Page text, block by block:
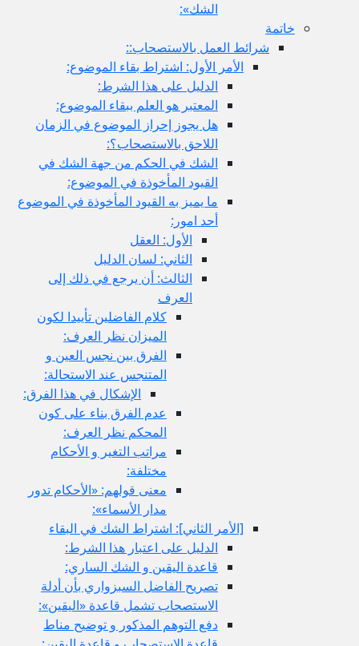
الشك»:
خاتمة
شرائط العمل بالاستصحاب::
الأمر الأول: اشتراط بقاء الموضوع:
الدليل على هذا الشرط:
المعتبر هو العلم ببقاء الموضوع:
هل يجوز إحراز الموضوع في الزمان
اللاحق بالاستصحاب؟:
الشك في الحكم من جهة الشك في
القيود المأخوذة في الموضوع:
ما يميز به القيود المأخوذة في الموضوع
أحد امور:
الأول: العقل
الثاني: لسان الدليل
الثالث: أن يرجع في ذلك إلى
العرف
كلام الفاضلين تأييدا لكون
الميزان نظر العرف:
الفرق بين نجس العين و
المتنجس عند الاستحالة:
الإشكال في هذا الفرق:
عدم الفرق بناء على كون
المحكم نظر العرف:
مراتب التغير و الأحكام
مختلفة:
معنى قولهم: «الأحكام تدور
مدار الأسماء»:
[الأمر الثاني‏]: اشتراط الشك في البقاء
الدليل على اعتبار هذا الشرط:
قاعدة اليقين و الشك الساري:
تصريح الفاضل السبزواري بأن أدلة
الاستصحاب تشمل قاعدة «اليقين»:
دفع التوهم المذكور و توضيح مناط